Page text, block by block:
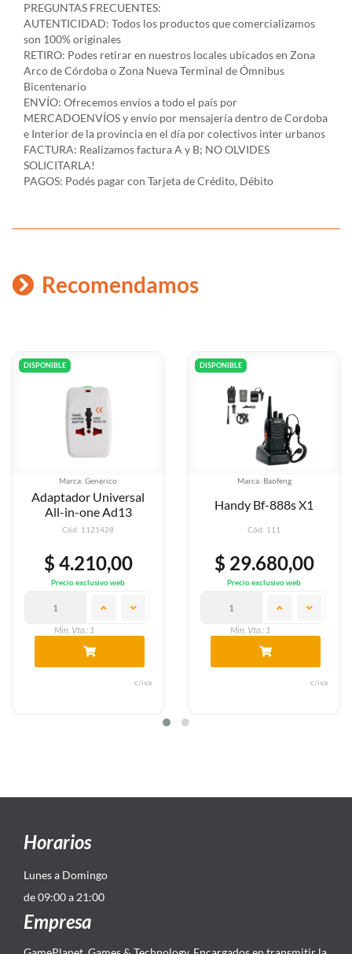
PREGUNTAS FRECUENTES:
AUTENTICIDAD: Todos los productos que comercializamos
son 100% originales
RETIRO: Podes retirar en nuestros locales ubicados en Zona
Arco de Córdoba o Zona Nueva Terminal de Ómnibus
Bicentenario
ENVÍO: Ofrecemos envíos a todo el país por
MERCADOENVÍOS y envío por mensajería dentro de Cordoba
e Interior de la provincia en el día por colectivos inter urbanos
FACTURA: Realizamos factura A y B; NO OLVIDES
SOLICITARLA!
PAGOS: Podés pagar con Tarjeta de Crédito, Débito
Recomendamos
DISPONIBLE
Marca: Generico
Adaptador Universal
All-in-one Ad13
Cód: 1121428
$ 4.210,00
Precio exclusivo web
Min. Vta.: 1
c/iva
DISPONIBLE
Marca: Baofeng
Handy Bf-888s X1
Cód: 111
$ 29.680,00
Precio exclusivo web
Min. Vta.: 1
c/iva
Horarios
Lunes a Domingo
de 09:00 a 21:00
Empresa